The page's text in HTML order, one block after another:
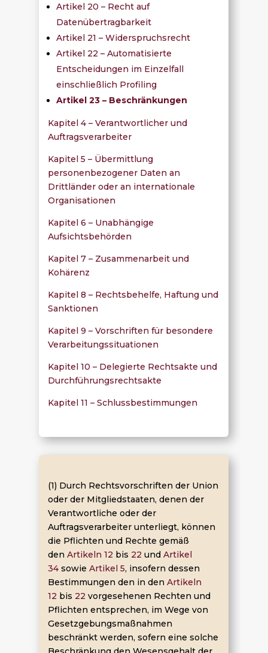
Artikel 20 – Recht auf
Datenübertragbarkeit
Artikel 21 – Widerspruchsrecht
Artikel 22 – Automatisierte
Entscheidungen im Einzelfall
einschließlich Profiling
Artikel 23 – Beschränkungen
Kapitel 4 – Verantwortlicher und
Auftragsverarbeiter
Kapitel 5 – Übermittlung
personenbezogener Daten an
Drittländer oder an internationale
Organisationen
Kapitel 6 – Unabhängige
Aufsichtsbehörden
Kapitel 7 – Zusammenarbeit und
Kohärenz
Kapitel 8 – Rechtsbehelfe, Haftung und
Sanktionen
Kapitel 9 – Vorschriften für besondere
Verarbeitungssituationen
Kapitel 10 – Delegierte Rechtsakte und
Durchführungsrechtsakte
Kapitel 11 – Schlussbestimmungen
(1) Durch Rechtsvorschriften der Union
oder der Mitgliedstaaten, denen der
Verantwortliche oder der
Auftragsverarbeiter unterliegt, können
die Pflichten und Rechte gemäß
den Artikeln 12 bis 22 und Artikel
34 sowie Artikel 5, insofern dessen
Bestimmungen den in den Artikeln
12 bis 22 vorgesehenen Rechten und
Pflichten entsprechen, im Wege von
Gesetzgebungsmaßnahmen
beschränkt werden, sofern eine solche